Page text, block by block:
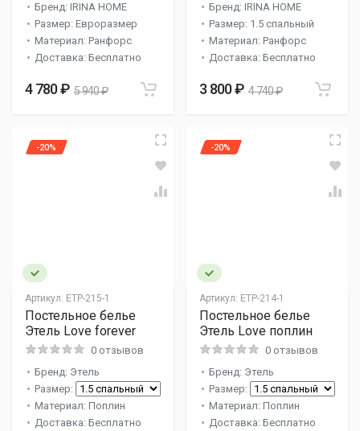
Бренд: IRINA HOME
Размер: Евроразмер
Материал: Ранфорс
Доставка: Бесплатно
4 780 ₽ 5 940 ₽
Бренд: IRINA HOME
Размер: 1.5 спальный
Материал: Ранфорс
Доставка: Бесплатно
3 800 ₽ 4 740 ₽
Артикул: ETP-215-1
-20%
Постельное белье
Этель Love forever
0 отзывов
Бренд: Этель
Размер:
Материал: Поплин
Доставка: Бесплатно
Артикул: ETP-214-1
-20%
Постельное белье
Этель Love поплин
0 отзывов
Бренд: Этель
Размер:
Материал: Поплин
Доставка: Бесплатно